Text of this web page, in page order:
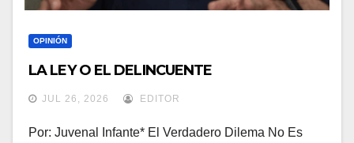
OPINIÓN
LA LEY O EL DELINCUENTE
JUL 26, 2026 EDITOR
Por: Juvenal Infante* El Verdadero Dilema No Es